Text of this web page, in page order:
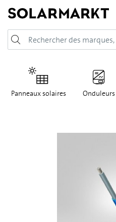
Panneaux solaires Onduleurs